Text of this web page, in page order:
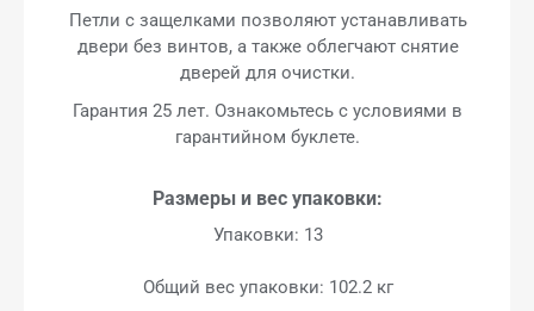
Петли с защелками позволяют устанавливать
двери без винтов, а также облегчают снятие
дверей для очистки.
Гарантия 25 лет. Ознакомьтесь с условиями в
гарантийном буклете.
Размеры и вес упаковки:
Упаковки: 13
Общий вес упаковки: 102.2 кг